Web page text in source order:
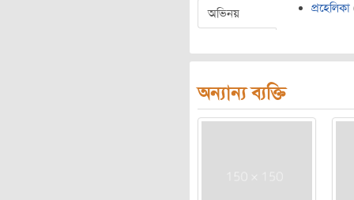
অভিনয় প্রহেলিকা
অন্যান্য ব্যক্তি